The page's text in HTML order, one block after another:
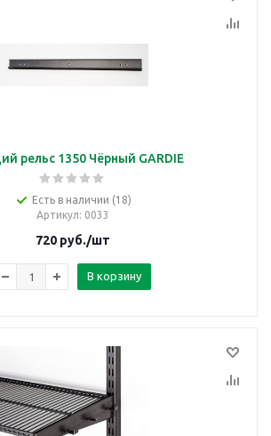
рельс 1350 Чёрный GARDIE
Есть в наличии (18)
Артикул: 0033
720руб./шт
В корзину